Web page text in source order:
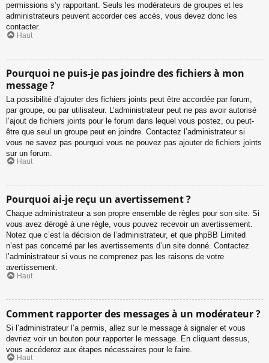
permissions s’y rapportant. Seuls les modérateurs de groupes et les
administrateurs peuvent accorder ces accès, vous devez donc les
contacter.
Haut
Pourquoi ne puis-je pas joindre des fichiers à mon
message ?
La possibilité d’ajouter des fichiers joints peut être accordée par forum,
par groupe, ou par utilisateur. L’administrateur peut ne pas avoir autorisé
l’ajout de fichiers joints pour le forum dans lequel vous postez, ou peut-
être que seul un groupe peut en joindre. Contactez l’administrateur si
vous ne savez pas pourquoi vous ne pouvez pas ajouter de fichiers joints
sur un forum.
Haut
Pourquoi ai-je reçu un avertissement ?
Chaque administrateur a son propre ensemble de règles pour son site. Si
vous avez dérogé à une règle, vous pouvez recevoir un avertissement.
Notez que c’est la décision de l’administrateur, et que phpBB Limited
n’est pas concerné par les avertissements d’un site donné. Contactez
l’administrateur si vous ne comprenez pas les raisons de votre
avertissement.
Haut
Comment rapporter des messages à un modérateur ?
Si l’administrateur l’a permis, allez sur le message à signaler et vous
devriez voir un bouton pour rapporter le message. En cliquant dessus,
vous accéderez aux étapes nécessaires pour le faire.
Haut